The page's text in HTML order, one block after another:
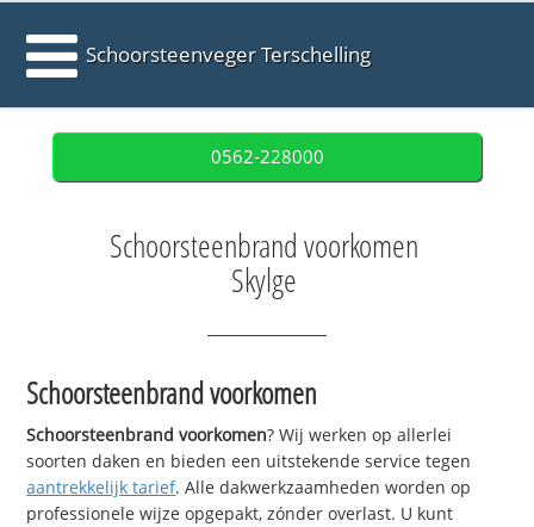
Schoorsteenveger Terschelling
0562-228000
Schoorsteenbrand voorkomen
Skylge
Schoorsteenbrand voorkomen
Schoorsteenbrand voorkomen? Wij werken op allerlei
soorten daken en bieden een uitstekende service tegen
aantrekkelijk tarief. Alle dakwerkzaamheden worden op
professionele wijze opgepakt, zónder overlast. U kunt